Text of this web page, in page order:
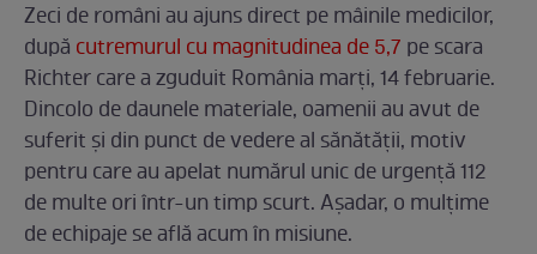
Zeci de români au ajuns direct pe mâinile medicilor,
după cutremurul cu magnitudinea de 5,7 pe scara
Richter care a zguduit România marți, 14 februarie.
Dincolo de daunele materiale, oamenii au avut de
suferit și din punct de vedere al sănătății, motiv
pentru care au apelat numărul unic de urgență 112
de multe ori într-un timp scurt. Așadar, o mulțime
de echipaje se află acum în misiune.